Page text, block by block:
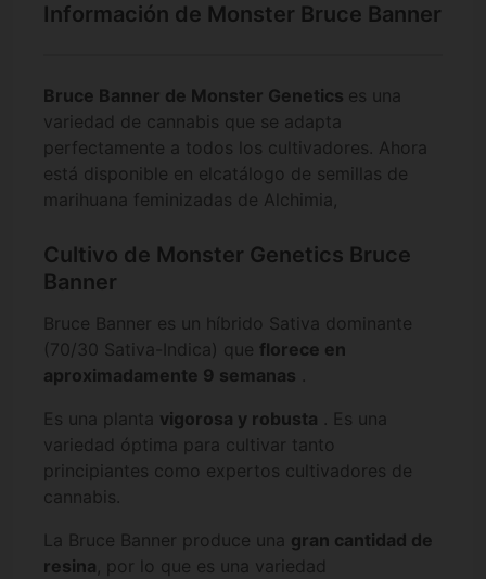
Información de Monster Bruce Banner
Bruce Banner de Monster Genetics es una
variedad de cannabis que se adapta
perfectamente a todos los cultivadores. Ahora
está disponible en elcatálogo de semillas de
marihuana feminizadas de Alchimia,
Cultivo de Monster Genetics Bruce
Banner
Bruce Banner es un híbrido Sativa dominante
(70/30 Sativa-Indica) que florece en
aproximadamente 9 semanas .
Es una planta vigorosa y robusta . Es una
variedad óptima para cultivar tanto
principiantes como expertos cultivadores de
cannabis.
La Bruce Banner produce una gran cantidad de
resina, por lo que es una variedad